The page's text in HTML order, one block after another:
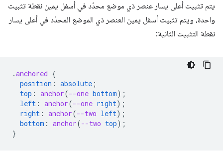
يتم تثبيت أعلى يسار عنصر ذي موضع محدّد في أسفل يمين نقطة تثبيت
واحدة، ويتم تثبيت أسفل يمين العنصر ذي الموضع المحدّد في أعلى يسار
نقطة التثبيت الثانية:
.anchored {
position : absolute ;
top : anchor(--one bottom);
left : anchor(--one right);
right : anchor(--two left);
bottom : anchor(--two top);
}